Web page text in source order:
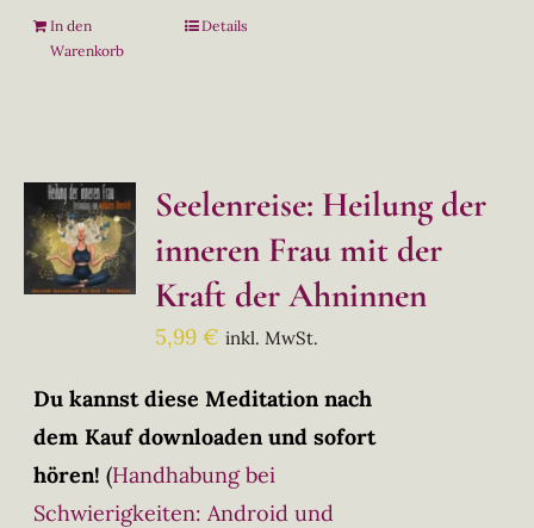
In den
Warenkorb
Details
Seelenreise: Heilung der
inneren Frau mit der
Kraft der Ahninnen
5,99€ inkl. MwSt.
Du kannst diese Meditation nach
dem Kauf downloaden und sofort
hören! (Handhabung bei
Schwierigkeiten: Android und